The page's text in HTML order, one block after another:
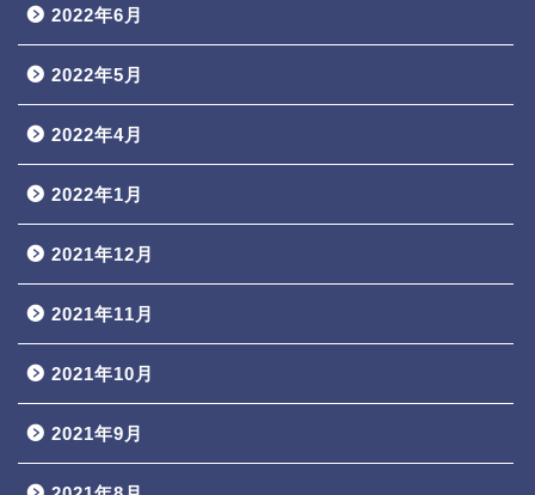
2022年6月
2022年5月
2022年4月
2022年1月
2021年12月
2021年11月
2021年10月
2021年9月